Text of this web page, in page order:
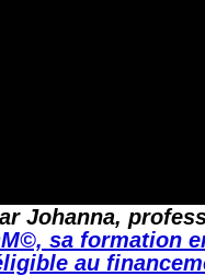
Johanna,
sa formation
au